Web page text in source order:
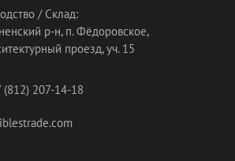
/ Склад:
р-н, п. Фёдоровское,
проезд, уч. 15
(812) 207-14-18